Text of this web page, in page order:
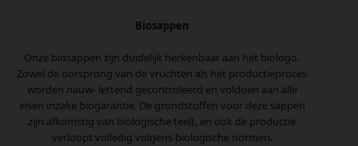
Biosappen
Onze biosappen zijn duidelijk herkenbaar aan het biologo.
Zowel de oorsprong van de vruchten als het productieproces
worden nauw- lettend gecontroleerd en voldoen aan alle
eisen inzake biogarantie. De grondstoffen voor deze sappen
zijn afkomstig van biologische teelt, en ook de productie
verloopt volledig volgens biologische normen.